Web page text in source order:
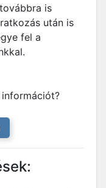
is
után is
fel a